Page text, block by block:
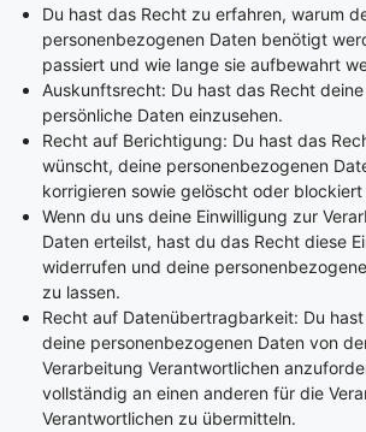
Du hast das Recht zu erfahren, warum
personenbezogenen Daten benötigt
passiert und wie lange sie aufbewahrt
Auskunftsrecht: Du hast das Recht
persönliche Daten einzusehen.
Recht auf Berichtigung: Du hast das
wünscht, deine personenbezogenen
korrigieren sowie gelöscht oder
Wenn du uns deine Einwilligung zur
Daten erteilst, hast du das Recht diese
widerrufen und deine
zu lassen.
Recht auf Datenübertragbarkeit: Du
deine personenbezogenen Daten von
Verarbeitung Verantwortlichen
vollständig an einen anderen für die
Verantwortlichen zu übermitteln.